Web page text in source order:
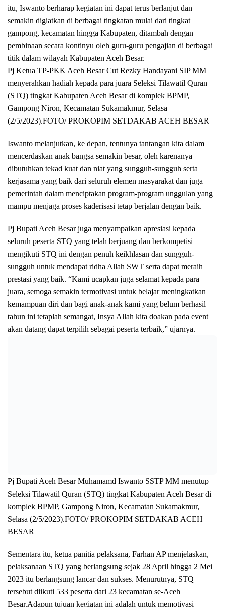
itu, Iswanto berharap kegiatan ini dapat terus berlanjut dan
semakin digiatkan di berbagai tingkatan mulai dari tingkat
gampong, kecamatan hingga Kabupaten, ditambah dengan
pembinaan secara kontinyu oleh guru-guru pengajian di berbagai
titik dalam wilayah Kabupaten Aceh Besar.
Pj Ketua TP-PKK Aceh Besar Cut Rezky Handayani SIP MM
menyerahkan hadiah kepada para juara Seleksi Tilawatil Quran
(STQ) tingkat Kabupaten Aceh Besar di komplek BPMP,
Gampong Niron, Kecamatan Sukamakmur, Selasa
(2/5/2023).FOTO/ PROKOPIM SETDAKAB ACEH BESAR
Iswanto melanjutkan, ke depan, tentunya tantangan kita dalam
mencerdaskan anak bangsa semakin besar, oleh karenanya
dibutuhkan tekad kuat dan niat yang sungguh-sungguh serta
kerjasama yang baik dari seluruh elemen masyarakat dan juga
pemerintah dalam menciptakan program-program unggulan yang
mampu menjaga proses kaderisasi tetap berjalan dengan baik.
Pj Bupati Aceh Besar juga menyampaikan apresiasi kepada
seluruh peserta STQ yang telah berjuang dan berkompetisi
mengikuti STQ ini dengan penuh keikhlasan dan sungguh-
sungguh untuk mendapat ridha Allah SWT serta dapat meraih
prestasi yang baik. “Kami ucapkan juga selamat kepada para
juara, semoga semakin termotivasi untuk belajar meningkatkan
kemampuan diri dan bagi anak-anak kami yang belum berhasil
tahun ini tetaplah semangat, Insya Allah kita doakan pada event
akan datang dapat terpilih sebagai peserta terbaik,” ujarnya.
Pj Bupati Aceh Besar Muhamamd Iswanto SSTP MM menutup
Seleksi Tilawatil Quran (STQ) tingkat Kabupaten Aceh Besar di
komplek BPMP, Gampong Niron, Kecamatan Sukamakmur,
Selasa (2/5/2023).FOTO/ PROKOPIM SETDAKAB ACEH
BESAR
Sementara itu, ketua panitia pelaksana, Farhan AP menjelaskan,
pelaksanaan STQ yang berlangsung sejak 28 April hingga 2 Mei
2023 itu berlangsung lancar dan sukses. Menurutnya, STQ
tersebut diikuti 533 peserta dari 23 kecamatan se-Aceh
Besar.Adapun tujuan kegiatan ini adalah untuk memotivasi